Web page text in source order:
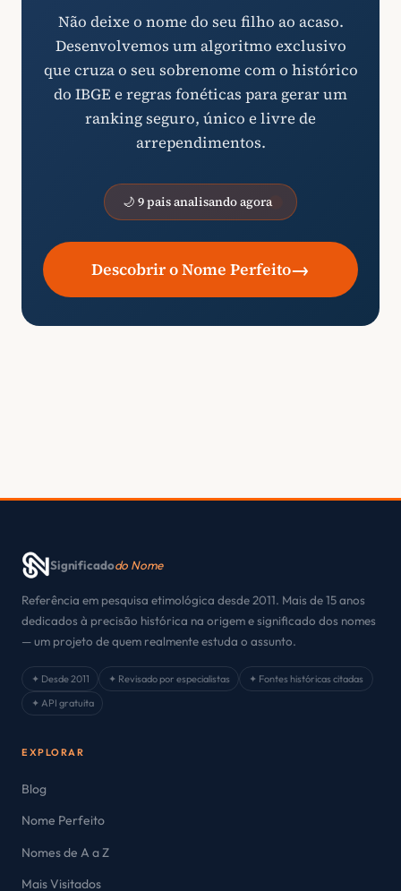
Não deixe o nome do seu filho ao acaso.
Desenvolvemos um algoritmo exclusivo
que cruza o seu sobrenome com o histórico
do IBGE e regras fonéticas para gerar um
ranking seguro, único e livre de
arrependimentos.
🌙 9 pais analisando agora
Descobrir o Nome Perfeito→
Significadodo Nome
Referência em pesquisa etimológica desde 2011. Mais de 15 anos
dedicados à precisão histórica na origem e significado dos nomes
— um projeto de quem realmente estuda o assunto.
✦ Desde 2011 ✦ Revisado por especialistas
✦ Fontes históricas citadas
✦ API gratuita
EXPLORAR
Blog
Nome Perfeito
Nomes de A a Z
Mais Visitados